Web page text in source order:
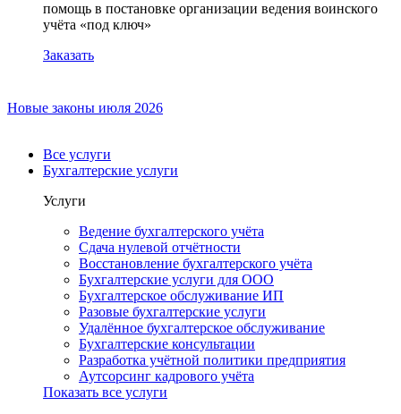
помощь в постановке организации ведения воинского
учёта «под ключ»
Заказать
Новые законы июля 2026
Все услуги
Бухгалтерские услуги
Услуги
Ведение бухгалтерского учёта
Сдача нулевой отчётности
Восстановление бухгалтерского учёта
Бухгалтерские услуги для ООО
Бухгалтерское обслуживание ИП
Разовые бухгалтерские услуги
Удалённое бухгалтерское обслуживание
Бухгалтерские консультации
Разработка учётной политики предприятия
Аутсорсинг кадрового учёта
Показать все услуги